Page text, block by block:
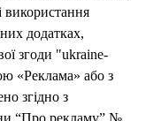
використання
додатках,
згоди "ukraine-
«Реклама» або з
згідно з
“Про рекламу” №